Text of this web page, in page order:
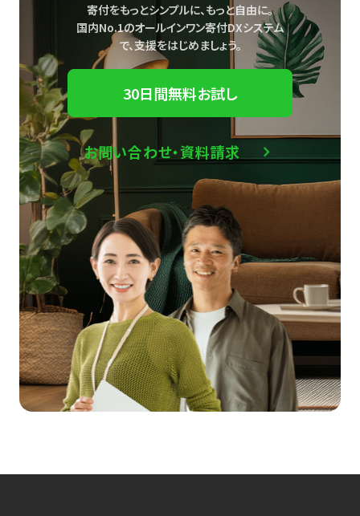
寄付をもっとシンプルに、もっと自由に。
国内No.1のオールインワン寄付DXシステム
で、支援をはじめましょう。
30日間無料お試し
お問い合わせ・資料請求